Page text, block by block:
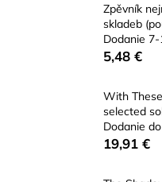
Zpěvník
skladeb
Dodanie
5,48 €
With
selected
Dodanie
19,91 €